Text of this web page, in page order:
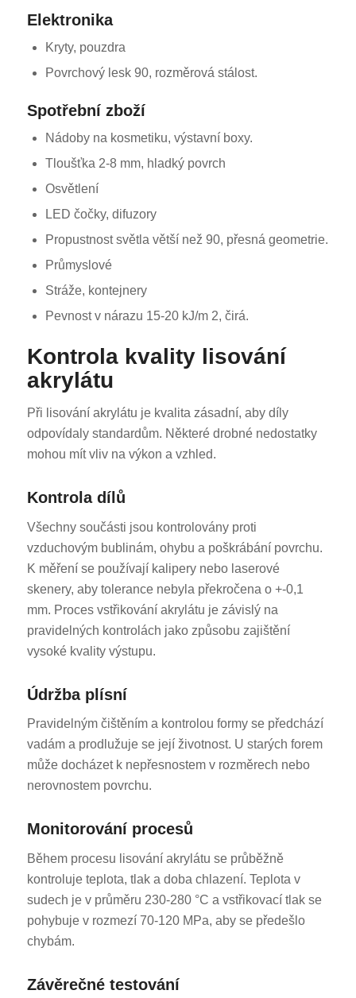
Elektronika
Kryty, pouzdra
Povrchový lesk 90, rozměrová stálost.
Spotřební zboží
Nádoby na kosmetiku, výstavní boxy.
Tloušťka 2-8 mm, hladký povrch
Osvětlení
LED čočky, difuzory
Propustnost světla větší než 90, přesná geometrie.
Průmyslové
Stráže, kontejnery
Pevnost v nárazu 15-20 kJ/m 2, čirá.
Kontrola kvality lisování
akrylátu
Při lisování akrylátu je kvalita zásadní, aby díly
odpovídaly standardům. Některé drobné nedostatky
mohou mít vliv na výkon a vzhled.
Kontrola dílů
Všechny součásti jsou kontrolovány proti
vzduchovým bublinám, ohybu a poškrábání povrchu.
K měření se používají kalipery nebo laserové
skenery, aby tolerance nebyla překročena o +-0,1
mm. Proces vstřikování akrylátu je závislý na
pravidelných kontrolách jako způsobu zajištění
vysoké kvality výstupu.
Údržba plísní
Pravidelným čištěním a kontrolou formy se předchází
vadám a prodlužuje se její životnost. U starých forem
může docházet k nepřesnostem v rozměrech nebo
nerovnostem povrchu.
Monitorování procesů
Během procesu lisování akrylátu se průběžně
kontroluje teplota, tlak a doba chlazení. Teplota v
sudech je v průměru 230-280 °C a vstřikovací tlak se
pohybuje v rozmezí 70-120 MPa, aby se předešlo
chybám.
Závěrečné testování